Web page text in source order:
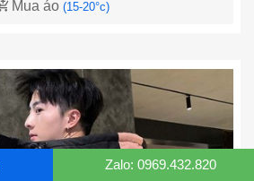
Mua áo (15-20°c)
Zalo: 0969.432.820